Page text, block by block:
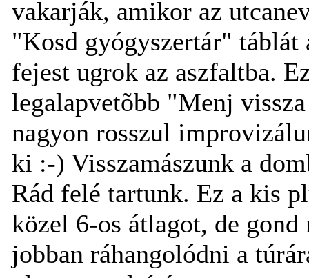
vakarják, amikor az
"Kosd gyógyszertár" táblát
fejest ugrok az aszfaltba.
legalapvetõbb "Menj
nagyon rosszul
ki :-) Visszamászunk a
Rád felé tartunk. Ez a kis
közel 6-os átlagot, de
jobban ráhangolódni a